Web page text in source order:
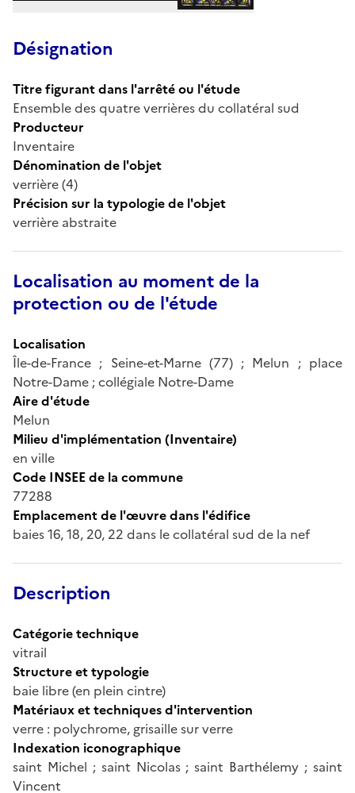
Désignation
Titre figurant dans l'arrêté ou l'étude
Ensemble des quatre verrières du collatéral sud
Producteur
Inventaire
Dénomination de l'objet
verrière (4)
Précision sur la typologie de l'objet
verrière abstraite
Localisation au moment de la
protection ou de l'étude
Localisation
Île-de-France ; Seine-et-Marne (77) ; Melun ; place
Notre-Dame ; collégiale Notre-Dame
Aire d'étude
Melun
Milieu d'implémentation (Inventaire)
en ville
Code INSEE de la commune
77288
Emplacement de l'œuvre dans l'édifice
baies 16, 18, 20, 22 dans le collatéral sud de la nef
Description
Catégorie technique
vitrail
Structure et typologie
baie libre (en plein cintre)
Matériaux et techniques d'intervention
verre : polychrome, grisaille sur verre
Indexation iconographique
saint Michel ; saint Nicolas ; saint Barthélemy ; saint
Vincent